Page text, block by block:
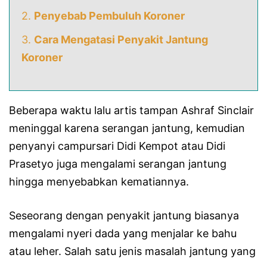
2. Penyebab Pembuluh Koroner
3. Cara Mengatasi Penyakit Jantung
Koroner
Beberapa waktu lalu artis tampan Ashraf Sinclair
meninggal karena serangan jantung, kemudian
penyanyi campursari Didi Kempot atau Didi
Prasetyo juga mengalami serangan jantung
hingga menyebabkan kematiannya.
Seseorang dengan penyakit jantung biasanya
mengalami nyeri dada yang menjalar ke bahu
atau leher. Salah satu jenis masalah jantung yang